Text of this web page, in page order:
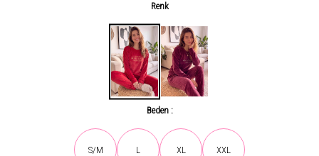
Renk
Beden :
S/M L XL XXL
Son gün içerisinde 1703 kişi tarafından incelendi!